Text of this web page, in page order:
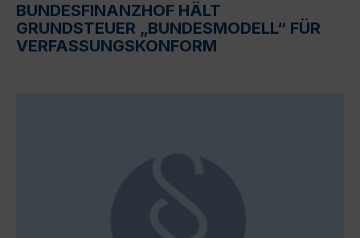
BUNDESFINANZHOF HÄLT
GRUNDSTEUER „BUNDESMODELL“ FÜR
VERFASSUNGSKONFORM